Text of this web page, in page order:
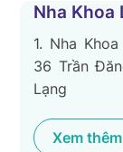
Nha Khoa
1. Nha
36 Trần
Lạng
Xem thêm